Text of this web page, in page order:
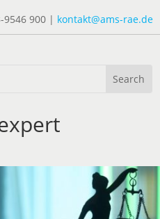
9546 900 | kontakt@ams-rae.de